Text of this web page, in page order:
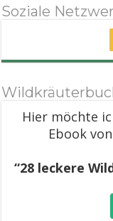
Soziale
Hier möchte
Ebook
“28 leckere